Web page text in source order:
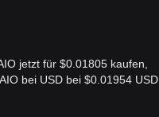
jetzt für $0.01805 kaufen,
bei USD bei $0.01954 USD